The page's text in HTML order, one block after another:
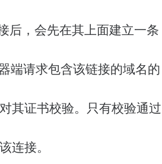
后，会先在其上面建立一条
端请求包含该链接的域名的
其证书校验。只有校验通过
连接。